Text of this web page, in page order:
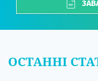
ОСТАННІ